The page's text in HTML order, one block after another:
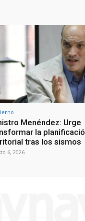
Menéndez: Urge
la
tras los sismos
6, 2026